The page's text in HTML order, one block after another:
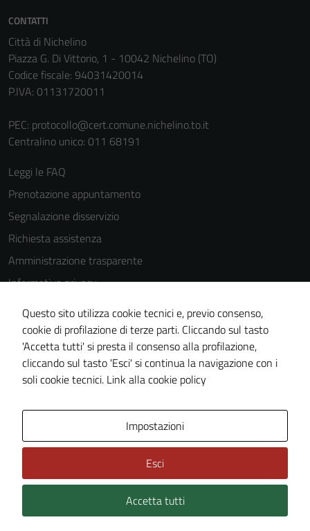
CONTATTI
Città di Nichelino
Piazza G. Di Vittorio, 1 - 10042 Nichelino (TO)
Codice fiscale: 94031420014
P.IVA: 01131720011
PEC: protocollo@cert.comune.nichelino.to.it
Centralino unico: 011 68191
Leggi le FAQ
Prenotazione appuntamento
Segnalazione disservizio
Richiesta assistenza
Amministrazione trasparente
Informativa privacy
Cookie Policy
Note legali
Dichiarazione di accessibilità
Piano di miglioramento del sito
Technical Design s.r.l.
Questo sito utilizza cookie tecnici e, previo consenso,
cookie di profilazione di terze parti. Cliccando sul tasto
'Accetta tutti' si presta il consenso alla profilazione,
cliccando sul tasto 'Esci' si continua la navigazione con i
soli cookie tecnici. Link alla cookie policy
Impostazioni
Esci
Accetta tutti
disabilitati.
personali.